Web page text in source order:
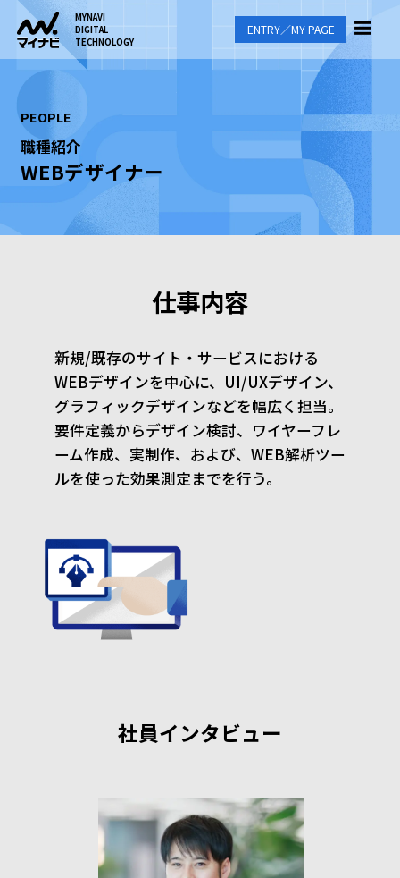
MYNAVI
DIGITAL
TECHNOLOGY
ENTRY／MY PAGE
PEOPLE
職種紹介
WEBデザイナー
仕事内容
新規/既存のサイト・サービスにおける
WEBデザインを中心に、UI/UXデザイン、
グラフィックデザインなどを幅広く担当。
要件定義からデザイン検討、ワイヤーフレ
ーム作成、実制作、および、WEB解析ツー
ルを使った効果測定までを行う。
社員インタビュー